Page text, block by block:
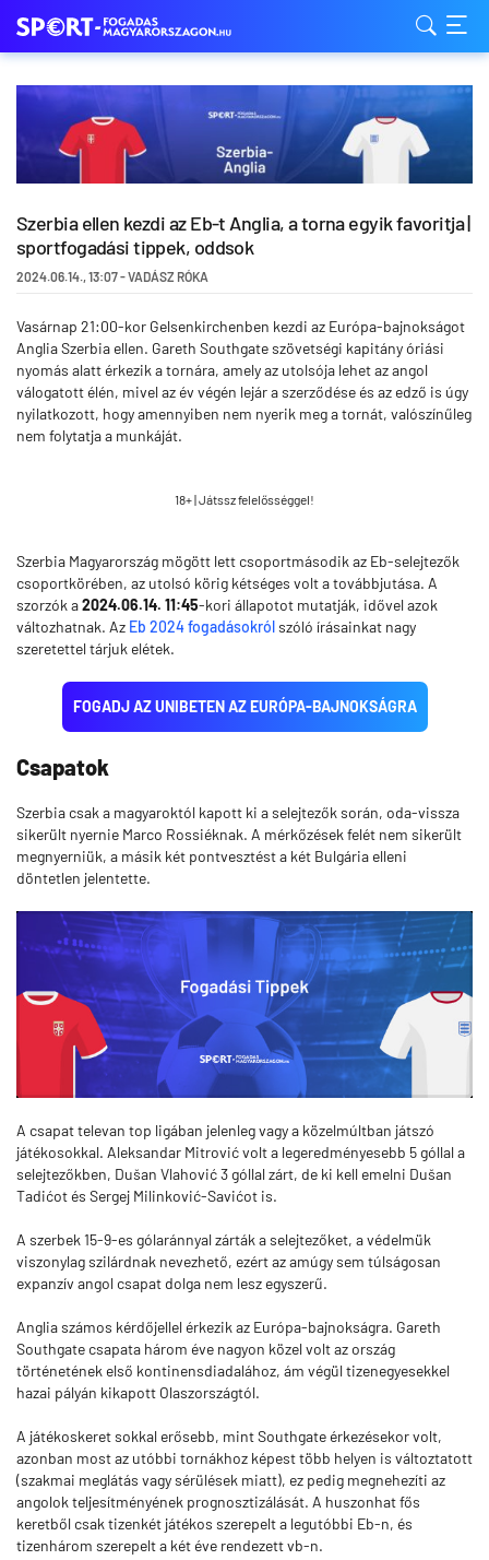
Szerbia ellen kezdi az Eb-t Anglia, a torna egyik favoritja |
sportfogadási tippek, oddsok
2024.06.14.,13:07-VADÁSZ RÓKA
Vasárnap 21:00-kor Gelsenkirchenben kezdi az Európa-bajnokságot
Anglia Szerbia ellen. Gareth Southgate szövetségi kapitány óriási
nyomás alatt érkezik a tornára, amely az utolsója lehet az angol
válogatott élén, mivel az év végén lejár a szerződése és az edző is úgy
nyilatkozott, hogy amennyiben nem nyerik meg a tornát, valószínűleg
nem folytatja a munkáját.
18+ | Játssz felelősséggel!
Szerbia Magyarország mögött lett csoportmásodik az Eb-selejtezők
csoportkörében, az utolsó körig kétséges volt a továbbjutása. A
szorzók a2024.06.14. 11:45-kori állapotot mutatják, idővel azok
változhatnak. Az Eb 2024 fogadásokrólszóló írásainkat nagy
szeretettel tárjuk elétek.
FOGADJ AZ UNIBETEN AZ EURÓPA-BAJNOKSÁGRA
Csapatok
Szerbia csak a magyaroktól kapott ki a selejtezők során, oda-vissza
sikerült nyernie Marco Rossiéknak. A mérkőzések felét nem sikerült
megnyerniük, a másik két pontvesztést a két Bulgária elleni
döntetlen jelentette.
A csapat televan top ligában jelenleg vagy a közelmúltban játszó
játékosokkal. Aleksandar Mitrović volt a legeredményesebb 5 góllal a
selejtezőkben, Dušan Vlahović 3 góllal zárt, de ki kell emelni Dušan
Tadićot és Sergej Milinković-Savićot is.
A szerbek 15-9-es gólaránnyal zárták a selejtezőket, a védelmük
viszonylag szilárdnak nevezhető, ezért az amúgy sem túlságosan
expanzív angol csapat dolga nem lesz egyszerű.
Anglia számos kérdőjellel érkezik az Európa-bajnokságra. Gareth
Southgate csapata három éve nagyon közel volt az ország
történetének első kontinensdiadalához, ám végül tizenegyesekkel
hazai pályán kikapott Olaszországtól.
A játékoskeret sokkal erősebb, mint Southgate érkezésekor volt,
azonban most az utóbbi tornákhoz képest több helyen is változtatott
(szakmai meglátás vagy sérülések miatt), ez pedig megnehezíti az
angolok teljesítményének prognosztizálását. A huszonhat fős
keretből csak tizenkét játékos szerepelt a legutóbbi Eb-n, és
tizenhárom szerepelt a két éve rendezett vb-n.